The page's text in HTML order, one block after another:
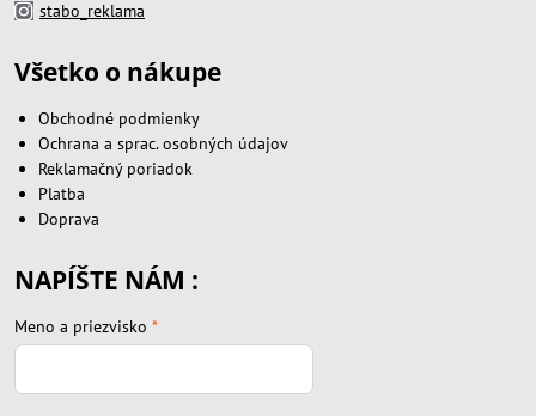
stabo_reklama
Všetko o nákupe
Obchodné podmienky
Ochrana a sprac. osobných údajov
Reklamačný poriadok
Platba
Doprava
NAPÍŠTE NÁM :
Meno a priezvisko *